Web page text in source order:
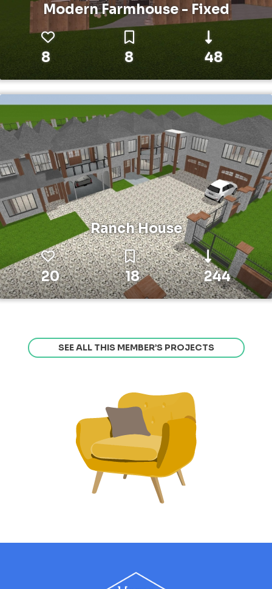
Modern Farmhouse - Fixed
8 8 48
Ranch House
20 18 244
SEE ALL THIS MEMBER’S PROJECTS